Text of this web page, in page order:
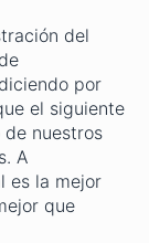
del
por
el siguiente
de nuestros
A
es la mejor
que